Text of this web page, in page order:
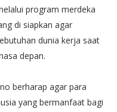
program merdeka
di siapkan agar
dunia kerja saat
depan.
berharap agar para
yang bermanfaat bagi